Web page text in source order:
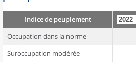
Indice de peuplement
Occupation dans la norme
Suroccupation modérée